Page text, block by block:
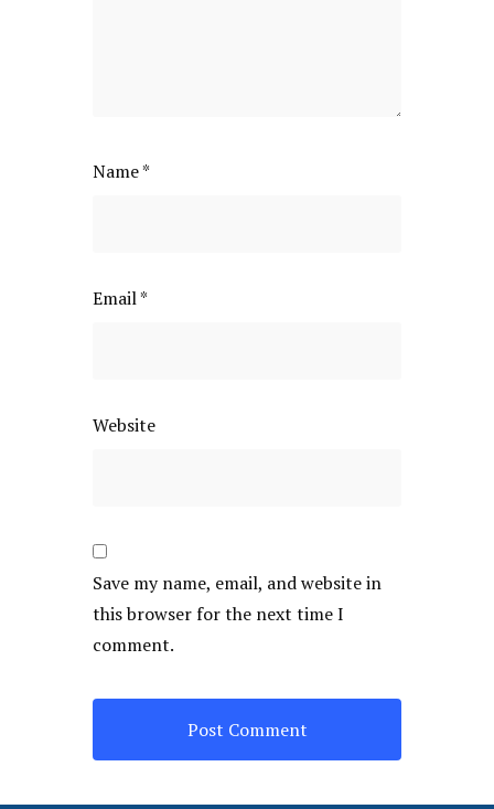
Name*
Email*
Website
Save my name, email, and website in
this browser for the next time I
comment.